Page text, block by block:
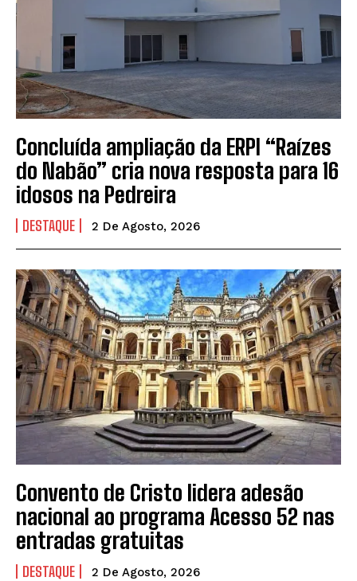
Concluída ampliação da ERPI “Raízes
do Nabão” cria nova resposta para 16
idosos na Pedreira
DESTAQUE 2 De Agosto, 2026
Convento de Cristo lidera adesão
nacional ao programa Acesso 52 nas
entradas gratuitas
DESTAQUE 2 De Agosto, 2026